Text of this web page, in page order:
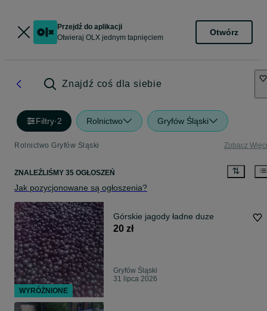
Przejdź do aplikacji
Otwieraj OLX jednym tapnięciem
Otwórz
Znajdź coś dla siebie
Filtry·2 Rolnictwo Gryfów Śląski
Rolnictwo Gryfów Śląski Zobacz
ZNALEŹLIŚMY 35 OGŁOSZEŃ
Jak pozycjonowane są ogłoszenia?
Górskie jagody ładne duze
20 zł
Gryfów Śląski
31 lipca 2026
WYRÓŻNIONE